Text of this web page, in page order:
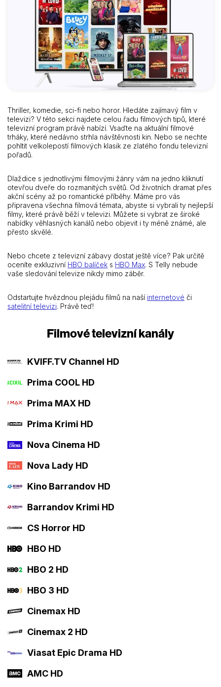
Thriller, komedie, sci-fi nebo horor. Hledáte zajímavý film v
televizi? V této sekci najdete celou řadu filmových tipů, které
televizní program právě nabízí. Vsaďte na aktuální filmové
trháky, které nedávno strhla návštěvnosti kin. Nebo se nechte
pohltit velkolepostí filmových klasik ze zlatého fondu televizní
pořadů.
Dlaždice s jednotlivými filmovými žánry vám na jedno kliknutí
otevřou dveře do rozmanitých světů. Od životních dramat přes
akční scény až po romantické příběhy. Máme pro vás
připravena všechna filmová témata, abyste si vybrali ty nejlepší
filmy, které právě běží v televizi. Můžete si vybrat ze široké
nabídky věhlasných kanálů nebo objevit i ty méně známé, ale
přesto skvělé.
Nebo chcete z televizní zábavy dostat ještě více? Pak určitě
oceníte exkluzivní HBO balíček s HBO Max. S Telly nebude
vaše sledování televize nikdy mimo záběr.
Odstartujte hvězdnou plejádu filmů na naší internetové či
satelitní televizi. Právě teď!
Filmové televizní kanály
KVIFF.TV Channel HD
Prima COOL HD
Prima MAX HD
Prima Krimi HD
Nova Cinema HD
Nova Lady HD
Kino Barrandov HD
Barrandov Krimi HD
CS Horror HD
HBO HD
HBO 2 HD
HBO 3 HD
Cinemax HD
Cinemax 2 HD
Viasat Epic Drama HD
AMC HD